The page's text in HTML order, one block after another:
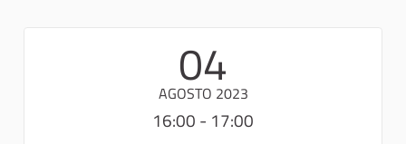
04
AGOSTO 2023
16:00 - 17:00